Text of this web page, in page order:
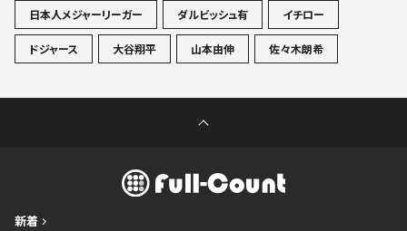
日本人メジャーリーガー
ダルビッシュ有 イチロー
ドジャース 大谷翔平 山本由伸 佐々木朗希
新着